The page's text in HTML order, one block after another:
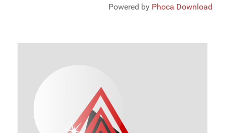
Powered by Phoca Download